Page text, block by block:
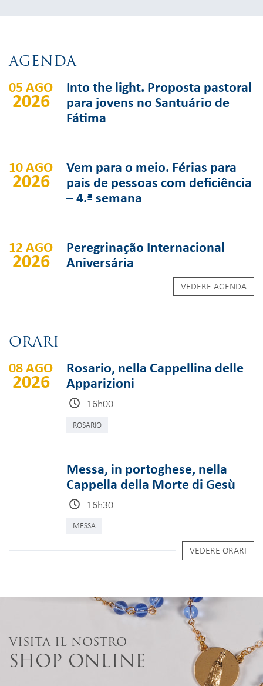
AGENDA
05 AGO
2026
Into the light. Proposta pastoral
para jovens no Santuário de
Fátima
10 AGO
2026
Vem para o meio. Férias para
pais de pessoas com deficiência
– 4.ª semana
12 AGO
2026
Peregrinação Internacional
Aniversária
VEDERE AGENDA
ORARI
08 AGO
2026
Rosario, nella Cappellina delle
Apparizioni
16h00
ROSARIO
Messa, in portoghese, nella
Cappella della Morte di Gesù
16h30
MESSA
VEDERE ORARI
VISITA IL NOSTRO
SHOP ONLINE